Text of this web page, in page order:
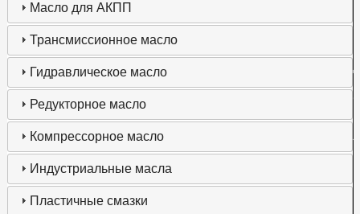
Масло для АКПП
Трансмиссионное масло
Гидравлическое масло
Редукторное масло
Компрессорное масло
Индустриальные масла
Пластичные смазки